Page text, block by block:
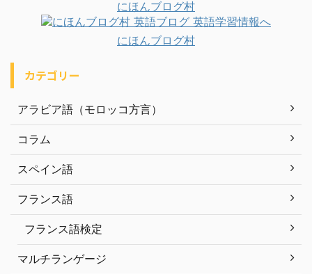
にほんブログ村
にほんブログ村
カテゴリー
アラビア語（モロッコ方言）
コラム
スペイン語
フランス語
フランス語検定
マルチランゲージ